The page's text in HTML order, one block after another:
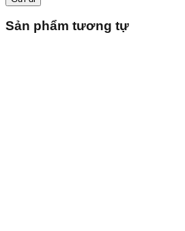
Sản phẩm tương tự